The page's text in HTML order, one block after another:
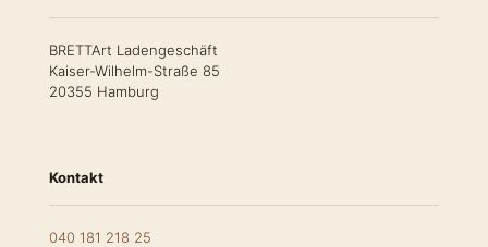
BRETTArt Ladengeschäft
Kaiser-Wilhelm-Straße 85
20355 Hamburg
Kontakt
040 181 218 25